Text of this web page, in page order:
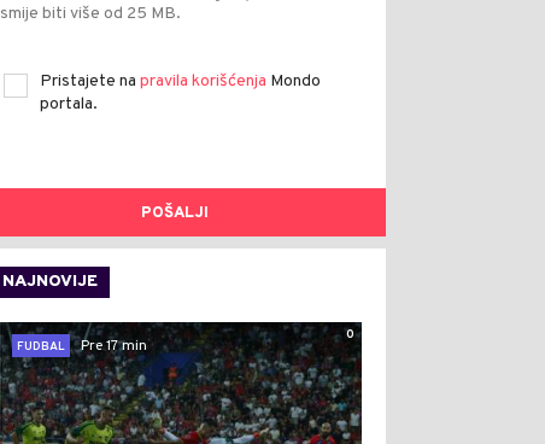
smije biti više od 25 MB.
Pristajete na pravila korišćenja Mondo
portala.
POŠALJI
NAJNOVIJE
0
FUDBAL
Pre 17 min